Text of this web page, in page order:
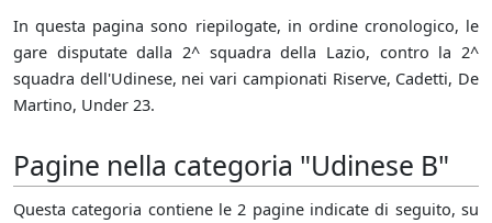
In questa pagina sono riepilogate, in ordine cronologico, le
gare disputate dalla 2^ squadra della Lazio, contro la 2^
squadra dell'Udinese, nei vari campionati Riserve, Cadetti, De
Martino, Under 23.
Pagine nella categoria "Udinese B"
Questa categoria contiene le 2 pagine indicate di seguito, su